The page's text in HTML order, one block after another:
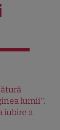
lumii”.
iubire a